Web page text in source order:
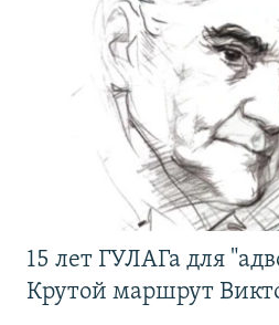
15 лет ГУЛАГа для
Крутой маршрут